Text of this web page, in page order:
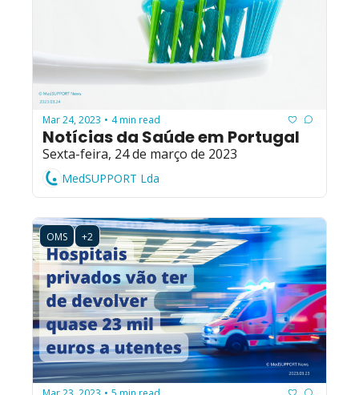
Mar 24, 2023 • 4 min read
Notícias da Saúde em Portugal
Sexta-feira, 24 de março de 2023
MedSUPPORT Lda
OMS +2